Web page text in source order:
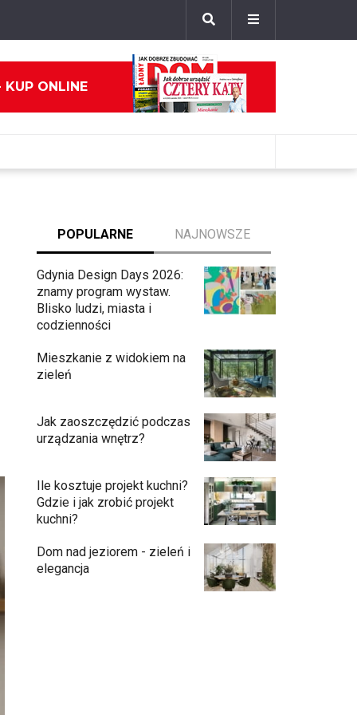
KUP ONLINE
POPULARNE NAJNOWSZE
Gdynia Design Days 2026:
znamy program wystaw.
Blisko ludzi, miasta i
codzienności
Mieszkanie z widokiem na
zieleń
Jak zaoszczędzić podczas
urządzania wnętrz?
Ile kosztuje projekt kuchni?
Gdzie i jak zrobić projekt
kuchni?
Dom nad jeziorem - zieleń i
elegancja